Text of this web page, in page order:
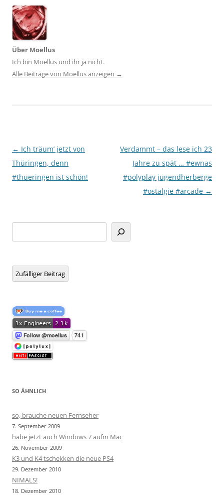
Über Moellus
Ich bin Moellus und ihr ja nicht.
Alle Beiträge von Moellus anzeigen →
Beitragsnavigation
← Ich träum’ jetzt von
Thüringen, denn
#thueringen ist schön!
Verdammt – das lese ich 23
Jahre zu spät … #ewnas
#polyplay jugendherberge
#ostalgie #arcade →
Zufälliger Beitrag
SO ÄHNLICH
so, brauche neuen Fernseher
7. September 2009
habe jetzt auch Windows 7 aufm Mac
26. November 2009
K3 und K4 tschekken die neue PS4
29. Dezember 2010
NIMALS!
18. Dezember 2010